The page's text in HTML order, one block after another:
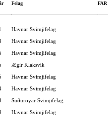
Felag FAR
Havnar Svimjifelag
Havnar Svimjifelag
Havnar Svimjifelag
Ægir Klaksvik
Havnar Svimjifelag
Havnar Svimjifelag
Suðuroyar Svimjifelag
Havnar Svimjifelag